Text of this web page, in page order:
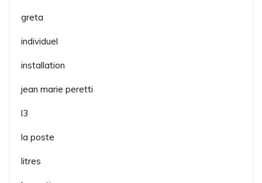
greta
individuel
installation
jean marie peretti
l3
la poste
litres